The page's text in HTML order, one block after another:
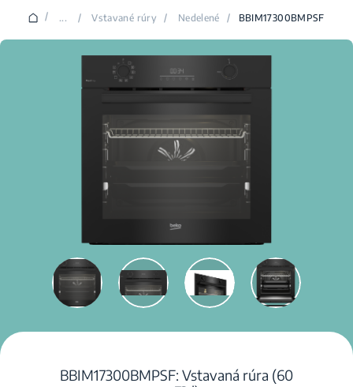
/ ... / Vstavané rúry / Nedelené / BBIM17300BMPSF
BBIM17300BMPSF: Vstavaná rúra (60